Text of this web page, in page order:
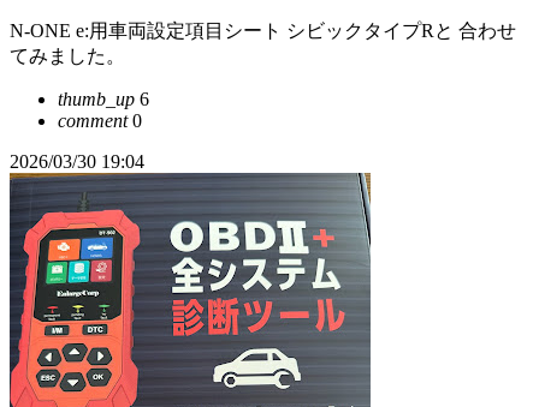
N-ONE e:用車両設定項目シート シビックタイプRと 合わせ
てみました。
thumb_up 6
comment0
2026/03/30 19:04